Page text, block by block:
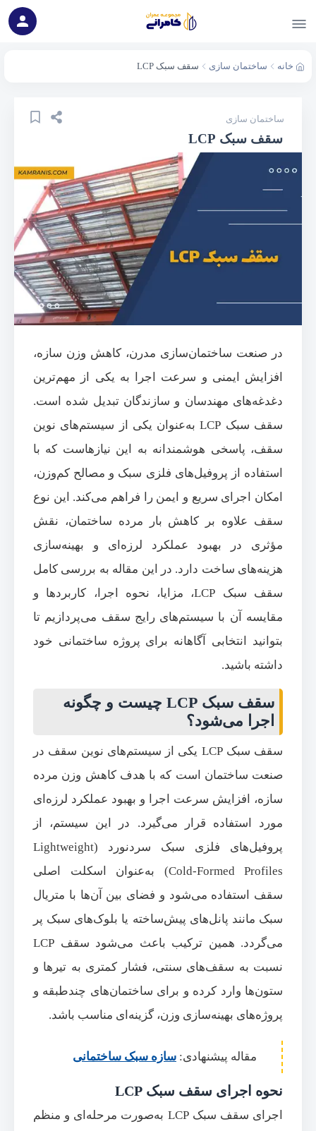
خانه ساختمان سازی سقف سبک LCP
ساختمان سازی
سقف سبک LCP
در صنعت ساختمان‌سازی مدرن، کاهش وزن سازه،
افزایش ایمنی و سرعت اجرا به یکی از مهم‌ترین
دغدغه‌های مهندسان و سازندگان تبدیل شده است.
سقف سبک LCP به‌عنوان یکی از سیستم‌های نوین
سقف، پاسخی هوشمندانه به این نیازهاست که با
استفاده از پروفیل‌های فلزی سبک و مصالح کم‌وزن،
امکان اجرای سریع و ایمن را فراهم می‌کند. این نوع
سقف علاوه بر کاهش بار مرده ساختمان، نقش
مؤثری در بهبود عملکرد لرزه‌ای و بهینه‌سازی
هزینه‌های ساخت دارد. در این مقاله به بررسی کامل
سقف سبک LCP، مزایا، نحوه اجرا، کاربردها و
مقایسه آن با سیستم‌های رایج سقف می‌پردازیم تا
بتوانید انتخابی آگاهانه برای پروژه ساختمانی خود
داشته باشید.
سقف سبک LCP چیست و چگونه
اجرا می‌شود؟
سقف سبک LCP یکی از سیستم‌های نوین سقف در
صنعت ساختمان است که با هدف کاهش وزن مرده
سازه، افزایش سرعت اجرا و بهبود عملکرد لرزه‌ای
مورد استفاده قرار می‌گیرد. در این سیستم، از
پروفیل‌های فلزی سبک سردنورد (Lightweight
Cold-Formed Profiles) به‌عنوان اسکلت اصلی
سقف استفاده می‌شود و فضای بین آن‌ها با متریال
سبک مانند پانل‌های پیش‌ساخته یا بلوک‌های سبک پر
می‌گردد. همین ترکیب باعث می‌شود سقف LCP
نسبت به سقف‌های سنتی، فشار کمتری به تیرها و
ستون‌ها وارد کرده و برای ساختمان‌های چندطبقه و
پروژه‌های بهینه‌سازی وزن، گزینه‌ای مناسب باشد.
مقاله پیشنهادی: سازه سبک ساختمانی
نحوه اجرای سقف سبک LCP
اجرای سقف سبک LCP به‌صورت مرحله‌ای و منظم